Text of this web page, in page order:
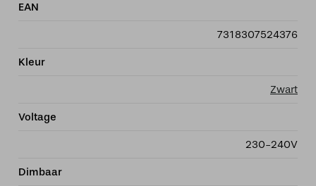
EAN
7318307524376
Kleur
Zwart
Voltage
230-240V
Dimbaar